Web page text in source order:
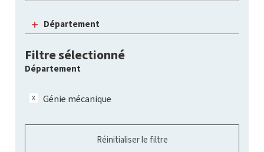
Département
Filtre sélectionné
Département
Génie mécanique